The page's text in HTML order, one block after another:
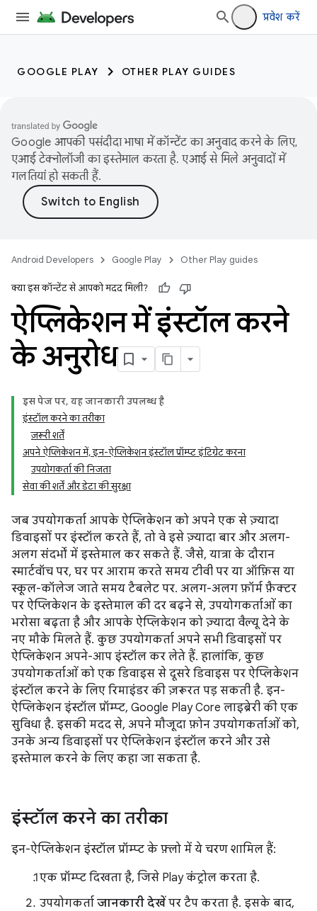
प्रवेश करें
GOOGLE PLAY OTHER PLAY GUIDES
Google आपकी पसंदीदा भाषा में कॉन्टेंट का अनुवाद करने के लिए,
एआई टेक्नोलॉजी का इस्तेमाल करता है. एआई से मिले अनुवादों में
गलतियां हो सकती हैं.
Android Developers Google Play Other Play guides
क्या इस कॉन्टेंट से आपको मदद मिली?
ऐप्लिकेशन में इंस्टॉल करने
के अनुरोध
इस पेज पर, यह जानकारी उपलब्ध है
इंस्टॉल करने का तरीका
ज़रूरी शर्तें
अपने ऐप्लिकेशन में, इन-ऐप्लिकेशन इंस्टॉल प्रॉम्प्ट इंटिग्रेट करना
उपयोगकर्ता की निजता
सेवा की शर्तें और डेटा की सुरक्षा
जब उपयोगकर्ता आपके ऐप्लिकेशन को अपने एक से ज़्यादा
डिवाइसों पर इंस्टॉल करते हैं, तो वे इसे ज़्यादा बार और अलग-
अलग संदर्भों में इस्तेमाल कर सकते हैं. जैसे, यात्रा के दौरान
स्मार्टवॉच पर, घर पर आराम करते समय टीवी पर या ऑफ़िस या
स्कूल-कॉलेज जाते समय टैबलेट पर. अलग-अलग फ़ॉर्म फ़ैक्टर
पर ऐप्लिकेशन के इस्तेमाल की दर बढ़ने से, उपयोगकर्ताओं का
भरोसा बढ़ता है और आपके ऐप्लिकेशन को ज़्यादा वैल्यू देने के
नए मौके मिलते हैं. कुछ उपयोगकर्ता अपने सभी डिवाइसों पर
ऐप्लिकेशन अपने-आप इंस्टॉल कर लेते हैं. हालांकि, कुछ
उपयोगकर्ताओं को एक डिवाइस से दूसरे डिवाइस पर ऐप्लिकेशन
इंस्टॉल करने के लिए रिमाइंडर की ज़रूरत पड़ सकती है. इन-
ऐप्लिकेशन इंस्टॉल प्रॉम्प्ट, Google Play Core लाइब्रेरी की एक
सुविधा है. इसकी मदद से, अपने मौजूदा फ़ोन उपयोगकर्ताओं को,
उनके अन्य डिवाइसों पर ऐप्लिकेशन इंस्टॉल करने और उसे
इस्तेमाल करने के लिए कहा जा सकता है.
इंस्टॉल करने का तरीका
इन-ऐप्लिकेशन इंस्टॉल प्रॉम्प्ट के फ़्लो में ये चरण शामिल हैं:
एक प्रॉम्प्ट दिखता है, जिसे Play कंट्रोल करता है.
उपयोगकर्ता जानकारी देखें पर टैप करता है. इसके बाद,